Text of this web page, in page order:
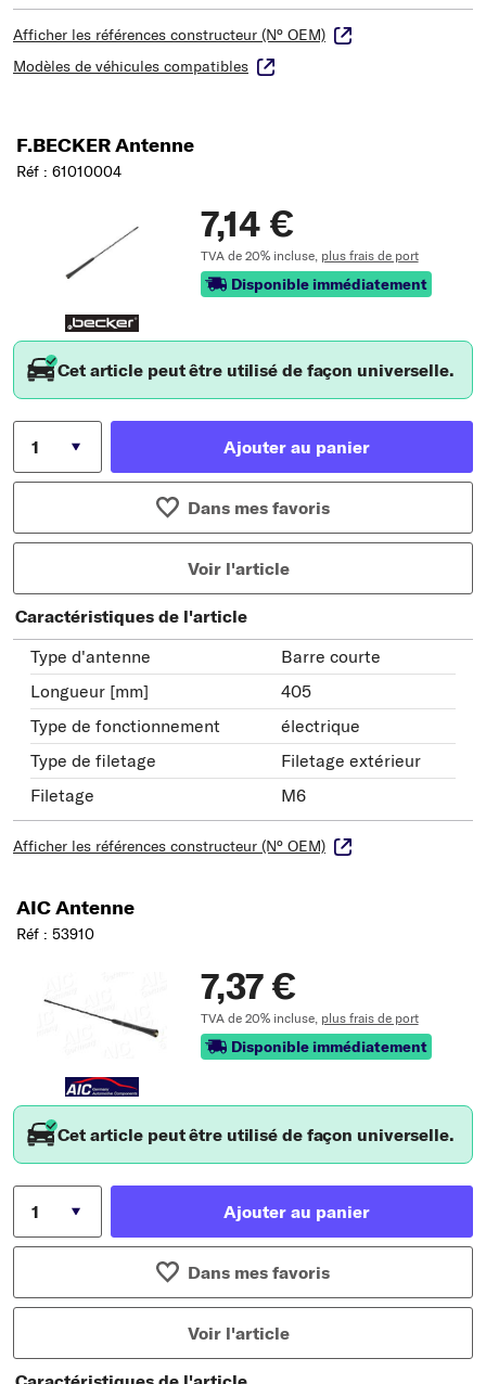
Afficher les références constructeur (N° OEM)
Modèles de véhicules compatibles
F.BECKER Antenne
Réf : 61010004
7,14 €
TVA de 20% incluse, plus frais de port
Disponible immédiatement
Cet article peut être utilisé de façon universelle.
Ajouter au panier
Dans mes favoris
Voir l'article
Caractéristiques de l'article
Type d'antenne
Barre courte
Longueur [mm]
405
Type de fonctionnement
électrique
Type de filetage
Filetage extérieur
Filetage
M6
Afficher les références constructeur (N° OEM)
AIC Antenne
Réf : 53910
7,37 €
TVA de 20% incluse, plus frais de port
Disponible immédiatement
Cet article peut être utilisé de façon universelle.
Ajouter au panier
Dans mes favoris
Voir l'article